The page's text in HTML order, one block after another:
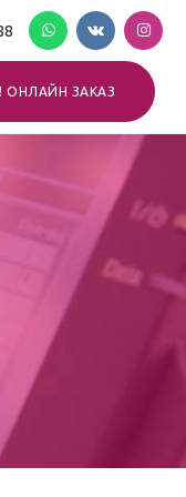
ОНЛАЙН ЗАКАЗ